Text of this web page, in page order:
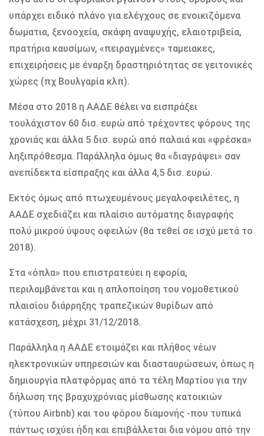
υπάρχει ειδικό πλάνο για ελέγχους σε ενοικιζόμενα
δωματια, ξενοοχεία, σκάφη αναψυχής, ελαιοτριβεία,
πρατήρια καυσίμων, «πειραγμένες» ταμειακες,
επιχειρήσεις με έναρξη δραστηριότητας σε γειτονικές
χώρες (πχ Βουλγαρία κλπ).
Μέσα στο 2018 η ΑΑΔΕ θέλει να εισπράξει
τουλάχιστον 60 δισ. ευρώ από τρέχοντες φόρους της
χρονιάς και άλλα 5 δισ. ευρώ από παλαιά και «φρέσκα»
ληξιπρόθεσμα. Παράλληλα όμως θα «διαγράψει» σαν
ανεπίδεκτα είσπραξης και άλλα 4,5 δισ. ευρώ.
Εκτός όμως από πτωχευμένους μεγαλοφειλέτες, η
ΑΑΔΕ σχεδιάζει και πλαίσιο αυτόματης διαγραφής
πολύ μικρού ύψους οφειλών (θα τεθεί σε ισχύ μετά το
2018).
Στα «όπλα» που επιστρατεύει η εφορία,
περιλαμβάνεται και η απλοποίηση του νομοθετικού
πλαισίου διάρρηξης τραπεζικών θυρίδων από
κατάσχεση, μέχρι 31/12/2018.
Παράλληλα η ΑΑΔΕ ετοιμάζει και πλήθος νέων
ηλεκτρονικών υπηρεσιών και διασταυρώσεων, όπως η
δημιουργία πλατφόρμας από τα τέλη Μαρτίου για την
δήλωση της βραχυχρόνιας μίσθωσης κατοικιών
(τύπου Airbnb) και του φόρου διαμονής -που τυπικά
πάντως ισχύει ήδη και επιβάλλεται δια νόμου από την